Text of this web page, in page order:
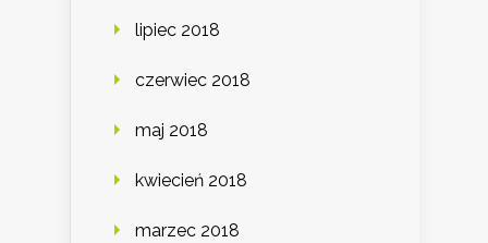
lipiec 2018
czerwiec 2018
maj 2018
kwiecień 2018
marzec 2018